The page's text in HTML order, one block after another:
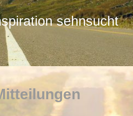
sehnsucht